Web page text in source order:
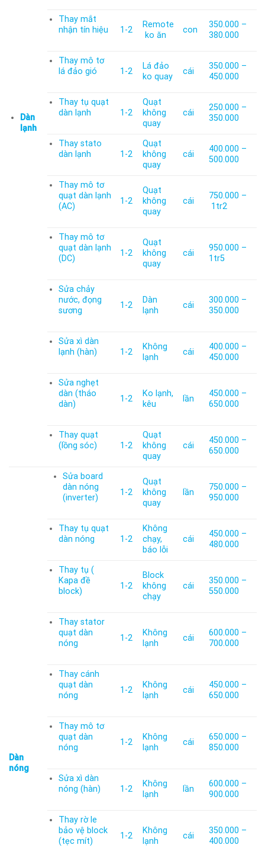
Dàn
lạnh
Thay mắt
nhận tín hiệu
1-2
Remote
ko ăn
con
350.000 –
380.000
Thay mô tơ
lá đảo gió
1-2
Lá đảo
ko quay
cái
350.000 –
450.000
Thay tụ quạt
dàn lạnh
1-2
Quạt
không
quay
cái
250.000 –
350.000
Thay stato
dàn lạnh
1-2
Quạt
không
quay
cái
400.000 –
500.000
Thay mô tơ
quạt dàn lạnh
(AC)
1-2
Quạt
không
quay
cái
750.000 –
1tr2
Thay mô tơ
quạt dàn lạnh
(DC)
1-2
Quạt
không
quay
cái
950.000 –
1tr5
Sửa chảy
nước, đọng
sương
1-2
Dàn
lạnh
cái
300.000 –
350.000
Sửa xì dàn
lạnh (hàn)
1-2
Không
lạnh
cái
400.000 –
450.000
Sửa nghẹt
dàn (tháo
dàn)
1-2
Ko lạnh,
kêu
lần
450.000 –
650.000
Thay quạt
(lồng sóc)
1-2
Quạt
không
quay
cái
450.000 –
650.000
Dàn
nóng
Sửa board
dàn nóng
(inverter)
1-2
Quạt
không
quay
lần
750.000 –
950.000
Thay tụ quạt
dàn nóng
1-2
Không
chạy,
báo lỗi
cái
450.000 –
480.000
Thay tụ (
Kapa đề
block)
1-2
Block
không
chạy
cái
350.000 –
550.000
Thay stator
quạt dàn
nóng
1-2
Không
lạnh
cái
600.000 –
700.000
Thay cánh
quạt dàn
nóng
1-2
Không
lạnh
cái
450.000 –
650.000
Thay mô tơ
quạt dàn
nóng
1-2
Không
lạnh
cái
650.000 –
850.000
Sửa xì dàn
nóng (hàn)
1-2
Không
lạnh
lần
600.000 –
900.000
Thay rờ le
bảo vệ block
(tẹc mít)
1-2
Không
lạnh
cái
350.000 –
400.000